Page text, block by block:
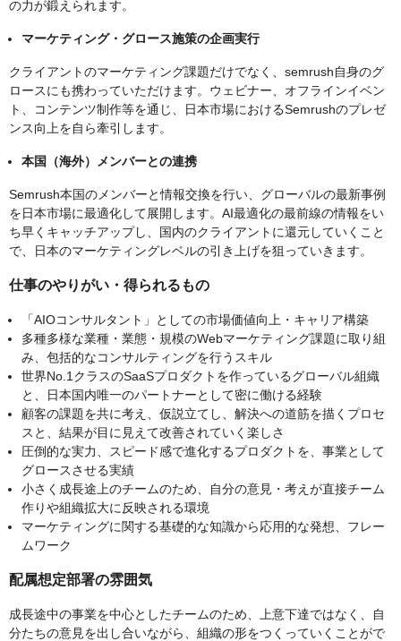
の力が鍛えられます。
マーケティング・グロース施策の企画実行
クライアントのマーケティング課題だけでなく、semrush自身のグ
ロースにも携わっていただけます。ウェビナー、オフラインイベン
ト、コンテンツ制作等を通じ、日本市場におけるSemrushのプレゼ
ンス向上を自ら牽引します。
本国（海外）メンバーとの連携
Semrush本国のメンバーと情報交換を行い、グローバルの最新事例
を日本市場に最適化して展開します。AI最適化の最前線の情報をい
ち早くキャッチアップし、国内のクライアントに還元していくこと
で、日本のマーケティングレベルの引き上げを狙っていきます。
仕事のやりがい・得られるもの
「AIOコンサルタント」としての市場価値向上・キャリア構築
多種多様な業種・業態・規模のWebマーケティング課題に取り組
み、包括的なコンサルティングを行うスキル
世界No.1クラスのSaaSプロダクトを作っているグローバル組織
と、日本国内唯一のパートナーとして密に働ける経験
顧客の課題を共に考え、仮説立てし、解決への道筋を描くプロセ
スと、結果が目に見えて改善されていく楽しさ
圧倒的な実力、スピード感で進化するプロダクトを、事業として
グロースさせる実績
小さく成長途上のチームのため、自分の意見・考えが直接チーム
作りや組織拡大に反映される環境
マーケティングに関する基礎的な知識から応用的な発想、フレー
ムワーク
配属想定部署の雰囲気
成長途中の事業を中心としたチームのため、上意下達ではなく、自
分たちの意見を出し合いながら、組織の形をつくっていくことがで